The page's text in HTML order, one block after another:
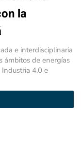
la
e interdisciplinaria
ámbitos de energías
Industria 4.0 e